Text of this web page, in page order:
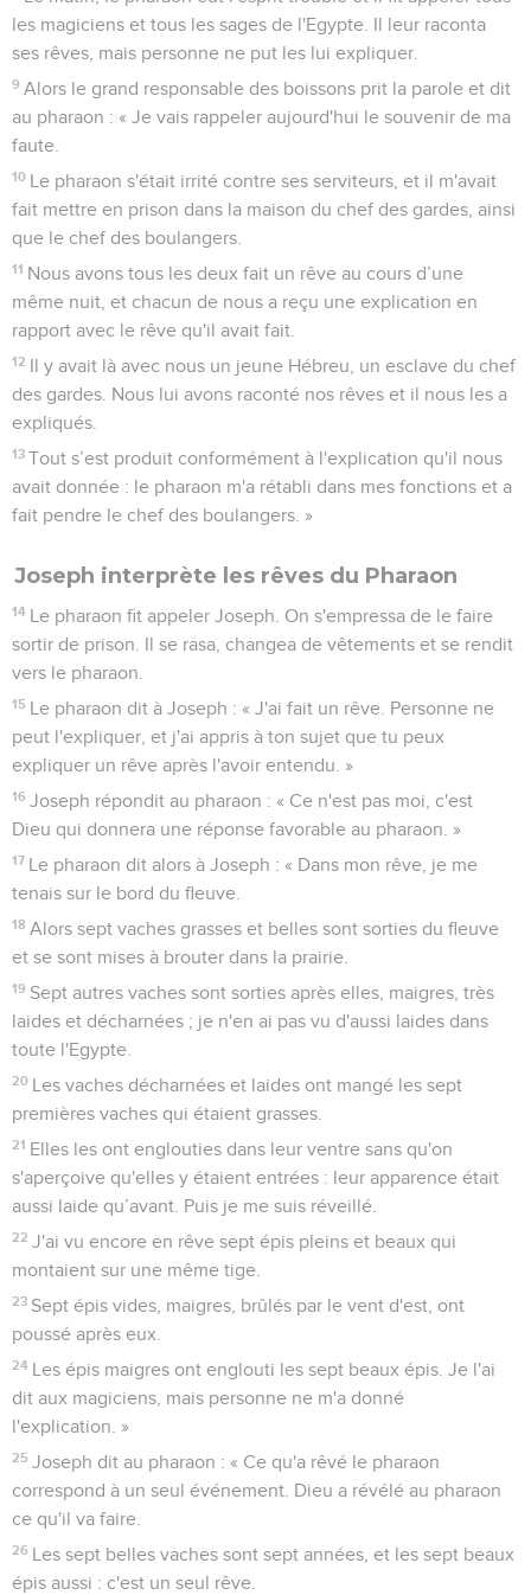
les magiciens et tous les sages de l'Egypte. Il leur raconta
ses rêves, mais personne ne put les lui expliquer.
9 Alors le grand responsable des boissons prit la parole et dit
au pharaon : « Je vais rappeler aujourd'hui le souvenir de ma
faute.
10 Le pharaon s'était irrité contre ses serviteurs, et il m'avait
fait mettre en prison dans la maison du chef des gardes, ainsi
que le chef des boulangers.
11 Nous avons tous les deux fait un rêve au cours d’une
même nuit, et chacun de nous a reçu une explication en
rapport avec le rêve qu'il avait fait.
12 Il y avait là avec nous un jeune Hébreu, un esclave du chef
des gardes. Nous lui avons raconté nos rêves et il nous les a
expliqués.
13 Tout s’est produit conformément à l'explication qu'il nous
avait donnée : le pharaon m'a rétabli dans mes fonctions et a
fait pendre le chef des boulangers. »
Joseph interprète les rêves du Pharaon
14 Le pharaon fit appeler Joseph. On s'empressa de le faire
sortir de prison. Il se rasa, changea de vêtements et se rendit
vers le pharaon.
15 Le pharaon dit à Joseph : « J'ai fait un rêve. Personne ne
peut l'expliquer, et j'ai appris à ton sujet que tu peux
expliquer un rêve après l'avoir entendu. »
16 Joseph répondit au pharaon : « Ce n'est pas moi, c'est
Dieu qui donnera une réponse favorable au pharaon. »
17 Le pharaon dit alors à Joseph : « Dans mon rêve, je me
tenais sur le bord du fleuve.
18 Alors sept vaches grasses et belles sont sorties du fleuve
et se sont mises à brouter dans la prairie.
19 Sept autres vaches sont sorties après elles, maigres, très
laides et décharnées ; je n'en ai pas vu d'aussi laides dans
toute l'Egypte.
20 Les vaches décharnées et laides ont mangé les sept
premières vaches qui étaient grasses.
21 Elles les ont englouties dans leur ventre sans qu'on
s'aperçoive qu'elles y étaient entrées : leur apparence était
aussi laide qu’avant. Puis je me suis réveillé.
22 J'ai vu encore en rêve sept épis pleins et beaux qui
montaient sur une même tige.
23 Sept épis vides, maigres, brûlés par le vent d'est, ont
poussé après eux.
24 Les épis maigres ont englouti les sept beaux épis. Je l'ai
dit aux magiciens, mais personne ne m'a donné
l'explication. »
25 Joseph dit au pharaon : « Ce qu'a rêvé le pharaon
correspond à un seul événement. Dieu a révélé au pharaon
ce qu'il va faire.
26 Les sept belles vaches sont sept années, et les sept beaux
épis aussi : c'est un seul rêve.